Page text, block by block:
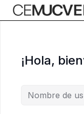
al
¡Hola,